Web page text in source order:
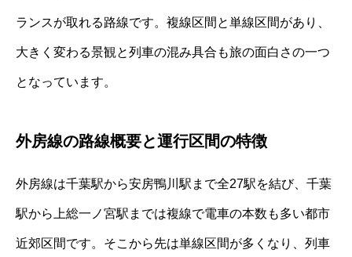
ランスが取れる路線です。複線区間と単線区間があり、
大きく変わる景観と列車の混み具合も旅の面白さの一つ
となっています。
外房線の路線概要と運行区間の特徴
外房線は千葉駅から安房鴨川駅まで全27駅を結び、千葉
駅から上総一ノ宮駅までは複線で電車の本数も多い都市
近郊区間です。そこから先は単線区間が多くなり、列車